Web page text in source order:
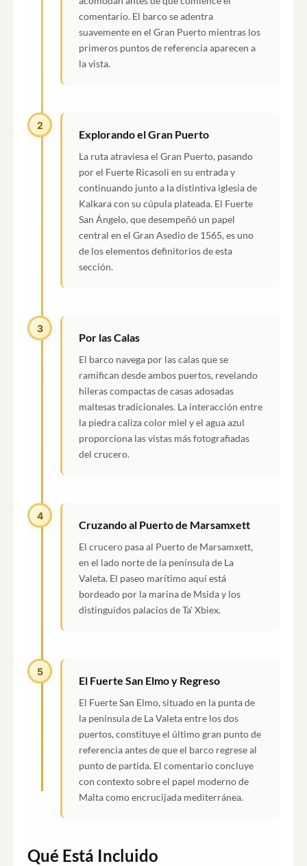
comentario. El barco se adentra
suavemente en el Gran Puerto mientras los
primeros puntos de referencia aparecen a
la vista.
2
Explorando el Gran Puerto
La ruta atraviesa el Gran Puerto, pasando
por el Fuerte Ricasoli en su entrada y
continuando junto a la distintiva iglesia de
Kalkara con su cúpula plateada. El Fuerte
San Ángelo, que desempeñó un papel
central en el Gran Asedio de 1565, es uno
de los elementos definitorios de esta
sección.
3
Por las Calas
El barco navega por las calas que se
ramifican desde ambos puertos, revelando
hileras compactas de casas adosadas
maltesas tradicionales. La interacción entre
la piedra caliza color miel y el agua azul
proporciona las vistas más fotografiadas
del crucero.
4
Cruzando al Puerto de Marsamxett
El crucero pasa al Puerto de Marsamxett,
en el lado norte de la península de La
Valeta. El paseo marítimo aquí está
bordeado por la marina de Msida y los
distinguidos palacios de Ta' Xbiex.
5
El Fuerte San Elmo y Regreso
El Fuerte San Elmo, situado en la punta de
la península de La Valeta entre los dos
puertos, constituye el último gran punto de
referencia antes de que el barco regrese al
punto de partida. El comentario concluye
con contexto sobre el papel moderno de
Malta como encrucijada mediterránea.
Qué Está Incluido